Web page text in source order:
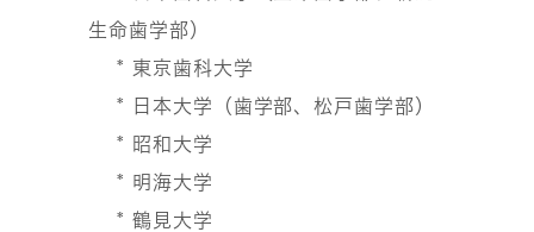
生命歯学部）
* 東京歯科大学
* 日本大学（歯学部、松戸歯学部）
* 昭和大学
* 明海大学
* 鶴見大学